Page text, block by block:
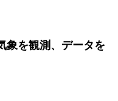
象を観測、データを